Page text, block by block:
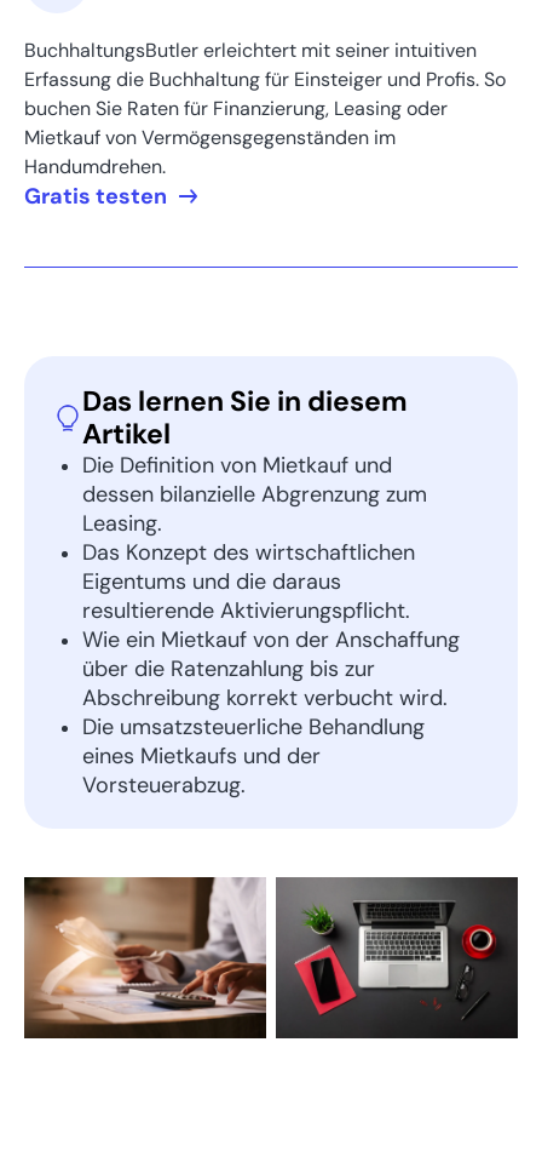
BuchhaltungsButler erleichtert mit seiner intuitiven
Erfassung die Buchhaltung für Einsteiger und Profis. So
buchen Sie Raten für Finanzierung, Leasing oder
Mietkauf von Vermögensgegenständen im
Handumdrehen.
Gratis testen
Das lernen Sie in diesem
Artikel
Die Definition von Mietkauf und
dessen bilanzielle Abgrenzung zum
Leasing.
Das Konzept des wirtschaftlichen
Eigentums und die daraus
resultierende Aktivierungspflicht.
Wie ein Mietkauf von der Anschaffung
über die Ratenzahlung bis zur
Abschreibung korrekt verbucht wird.
Die umsatzsteuerliche Behandlung
eines Mietkaufs und der
Vorsteuerabzug.